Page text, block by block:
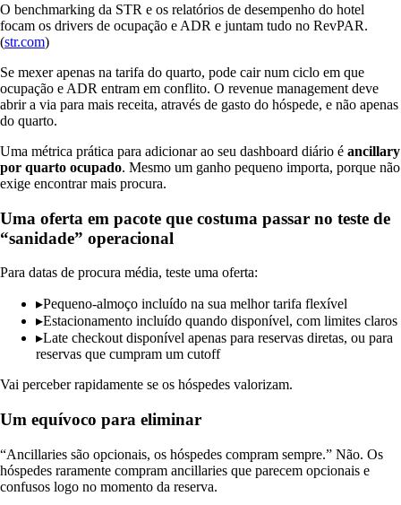
O benchmarking da STR e os relatórios de desempenho do hotel
focam os drivers de ocupação e ADR e juntam tudo no RevPAR.
(str.com)
Se mexer apenas na tarifa do quarto, pode cair num ciclo em que
ocupação e ADR entram em conflito. O revenue management deve
abrir a via para mais receita, através de gasto do hóspede, e não apenas
do quarto.
Uma métrica prática para adicionar ao seu dashboard diário é ancillary
por quarto ocupado. Mesmo um ganho pequeno importa, porque não
exige encontrar mais procura.
Uma oferta em pacote que costuma passar no teste de
“sanidade” operacional
Para datas de procura média, teste uma oferta:
▸Pequeno-almoço incluído na sua melhor tarifa flexível
▸Estacionamento incluído quando disponível, com limites claros
▸Late checkout disponível apenas para reservas diretas, ou para
reservas que cumpram um cutoff
Vai perceber rapidamente se os hóspedes valorizam.
Um equívoco para eliminar
“Ancillaries são opcionais, os hóspedes compram sempre.” Não. Os
hóspedes raramente compram ancillaries que parecem opcionais e
confusos logo no momento da reserva.